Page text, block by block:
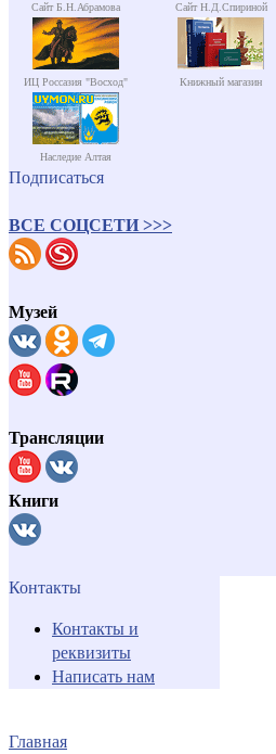
Сайт Б.Н.Абрамова Сайт Н.Д.Спириной
ИЦ Россазия "Восход" Книжный магазин
Наследие Алтая
Подписаться
ВСЕ СОЦСЕТИ >>>
Музей
Трансляции
Книги
Контакты
Контакты и
реквизиты
Написать нам
Главная